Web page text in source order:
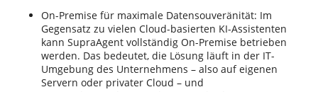
On-Premise für maximale Datensouveränität: Im
Gegensatz zu vielen Cloud-basierten KI-Assistenten
kann SupraAgent vollständig On-Premise betrieben
werden. Das bedeutet, die Lösung läuft in der IT-
Umgebung des Unternehmens – also auf eigenen
Servern oder privater Cloud – und